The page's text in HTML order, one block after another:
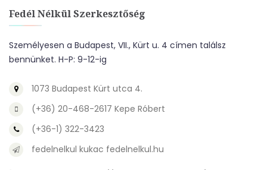
Fedél Nélkül Szerkesztőség
Személyesen a Budapest, VII., Kürt u. 4 címen találsz
bennünket. H-P: 9-12-ig
1073 Budapest Kürt utca 4.
(+36) 20-468-2617 Kepe Róbert
(+36-1) 322-3423
fedelnelkul kukac fedelnelkul.hu